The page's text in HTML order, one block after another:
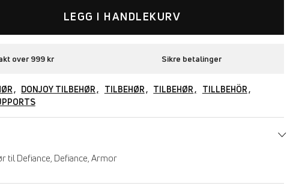
LEGG I HANDLEKURV
over 999 kr Sikre betalinger
DONJOY TILBEHØR TILBEHØR TILBEHØR
TILLBEHÖR
til Defiance, Defiance, Armor